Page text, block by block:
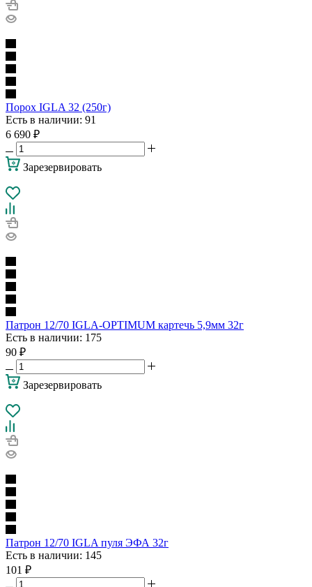
Порох IGLA 32 (250г)
Есть в наличии: 91
6 690 ₽
Зарезервировать
Патрон 12/70 IGLA-OPTIMUM картечь 5,9мм 32г
Есть в наличии: 175
90 ₽
Зарезервировать
Патрон 12/70 IGLA пуля ЭФА 32г
Есть в наличии: 145
101 ₽